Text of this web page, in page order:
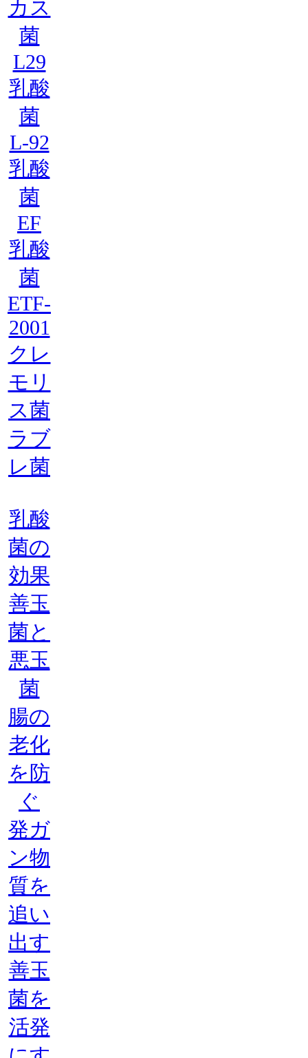
カス
菌
L29
乳酸
菌
L-92
乳酸
菌
EF
乳酸
菌
ETF-
2001
クレ
モリ
ス菌
ラブ
レ菌
乳酸
菌の
効果
善玉
菌と
悪玉
菌
腸の
老化
を防
ぐ
発ガ
ン物
質を
追い
出す
善玉
菌を
活発